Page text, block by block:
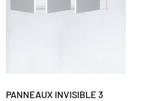
PANNEAUX INVISIBLE 3